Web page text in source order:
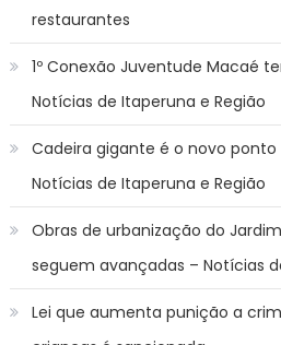
restaurantes
1º Conexão Juventude Macaé
Notícias de Itaperuna e Região
Cadeira gigante é o novo
Notícias de Itaperuna e Região
Obras de urbanização do
seguem avançadas – Notícias
Lei que aumenta punição a